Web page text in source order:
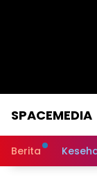
SPACEMEDIA
Berita